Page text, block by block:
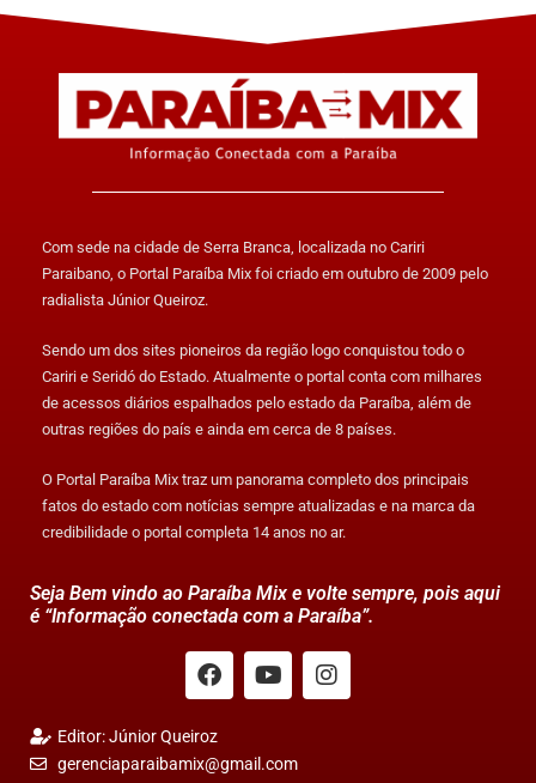
Com sede na cidade de Serra Branca, localizada no Cariri
Paraibano, o Portal Paraíba Mix foi criado em outubro de 2009 pelo
radialista Júnior Queiroz.
Sendo um dos sites pioneiros da região logo conquistou todo o
Cariri e Seridó do Estado. Atualmente o portal conta com milhares
de acessos diários espalhados pelo estado da Paraíba, além de
outras regiões do país e ainda em cerca de 8 países.
O Portal Paraíba Mix traz um panorama completo dos principais
fatos do estado com notícias sempre atualizadas e na marca da
credibilidade o portal completa 14 anos no ar.
Seja Bem vindo ao Paraíba Mix e volte sempre, pois aqui
é “Informação conectada com a Paraíba”.
Editor: Júnior Queiroz
gerenciaparaibamix@gmail.com